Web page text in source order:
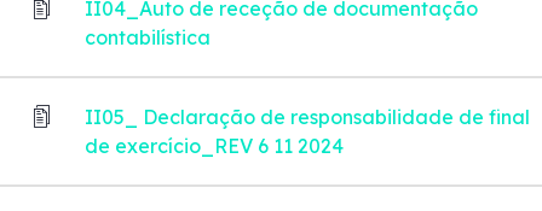
II04_Auto de receção de documentação
contabilística
II05_ Declaração de responsabilidade de final
de exercício_REV 6 11 2024